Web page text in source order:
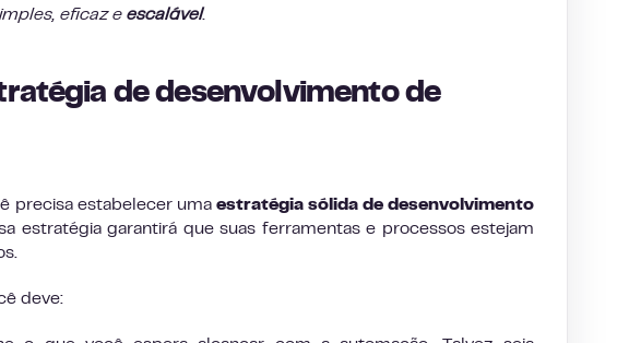
eficaz e escalável.
de desenvolvimento de
precisa estabelecer uma estratégia sólida de desenvolvimento
estratégia garantirá que suas ferramentas e processos estejam
deve: